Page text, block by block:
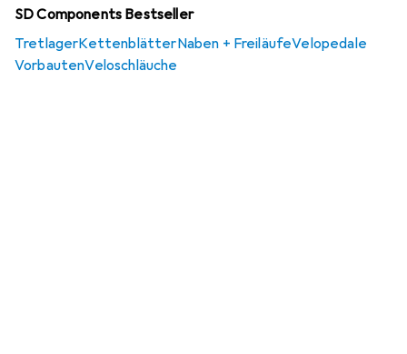
SD Components Bestseller
TretlagerKettenblätterNaben + FreiläufeVelopedale
VorbautenVeloschläuche